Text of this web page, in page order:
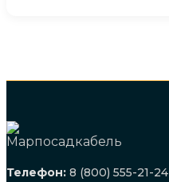
Телефон: 8 (800) 555-21-24